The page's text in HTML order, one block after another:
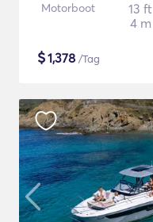
Motorboot
13 ft
4 m
$1,378 /Tag